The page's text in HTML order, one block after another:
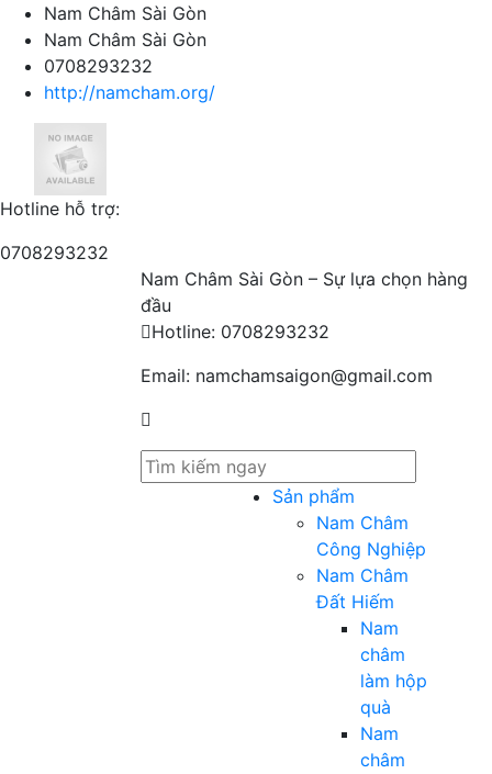
Nam Châm Sài Gòn
Nam Châm Sài Gòn
0708293232
http://namcham.org/
Hotline hỗ trợ:
0708293232
Nam Châm Sài Gòn – Sự lựa chọn hàng
đầu
Hotline: 0708293232
Email: namchamsaigon@gmail.com
Sản phẩm
Nam Châm
Công Nghiệp
Nam Châm
Đất Hiếm
Nam
châm
làm hộp
quà
Nam
châm